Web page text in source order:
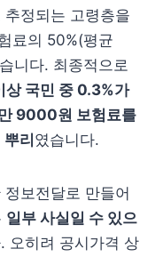
정되는 고령층을
료의 50%(평균
니다. 최종적으로
상 국민 중 0.3%가
9000원 보험료를
뿌리였습니다.
보전달로 만들어
일부 사실일 수 있으
오히려 공시가격 상